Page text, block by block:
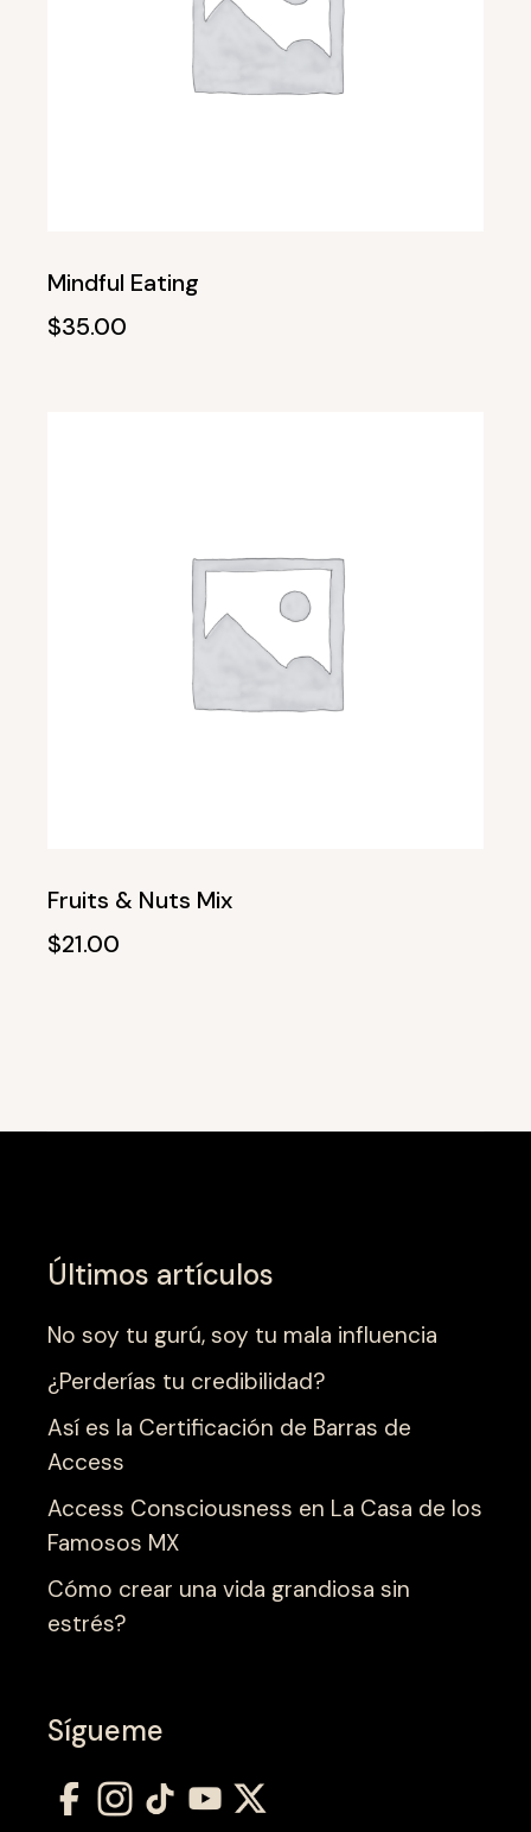
Mindful Eating
$35.00
Fruits & Nuts Mix
$21.00
Últimos artículos
No soy tu gurú, soy tu mala influencia
¿Perderías tu credibilidad?
Así es la Certificación de Barras de
Access
Access Consciousness en La Casa de los
Famosos MX
Cómo crear una vida grandiosa sin
estrés?
Sígueme